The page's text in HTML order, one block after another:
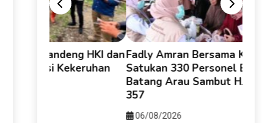
Fadly Amran Bersama Kodaeral II
Satukan 330 Personel Bersihkan
Batang Arau Sambut HJK Padang ke-